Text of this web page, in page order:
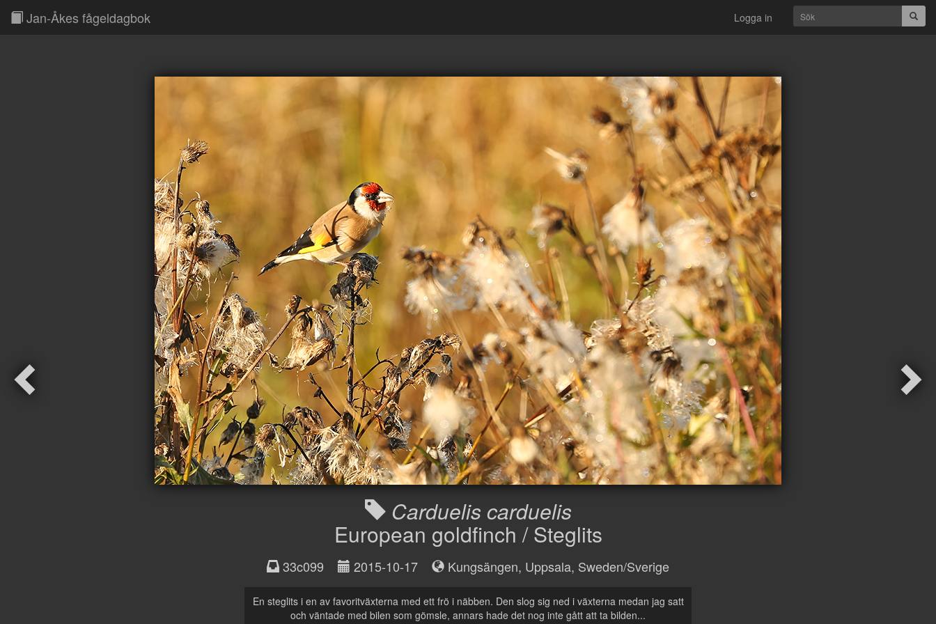
Jan-Åkes fågeldagbok Logga in
Carduelis carduelis
European goldfinch / Steglits
33c099 2015-10-17 Kungsängen, Uppsala, Sweden/Sverige
En steglits i en av favoritväxterna med ett frö i näbben. Den slog sig ned i växterna medan jag satt
och väntade med bilen som gömsle, annars hade det nog inte gått att ta bilden...